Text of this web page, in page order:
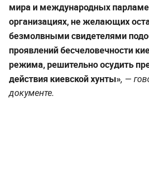
мира и международных
организациях, не желающих
безмолвными свидетелями
проявлений бесчеловечности
режима, решительно осудить
действия киевской хунты», —
документе.